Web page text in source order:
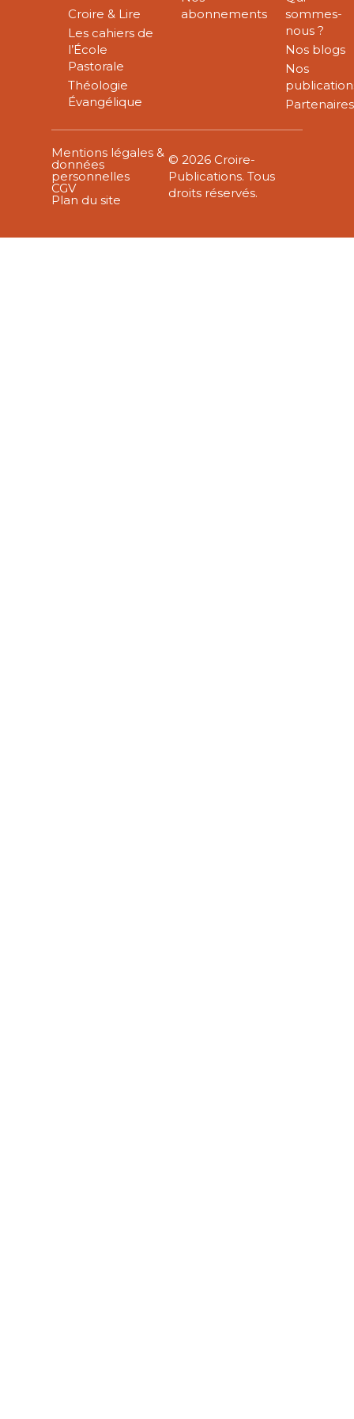
Croire & Lire
Les cahiers de
l’École
Pastorale
Théologie
Évangélique
abonnements
sommes-
nous ?
Nos blogs
Nos
Partenaires
Mentions légales &
données
personnelles
CGV
Plan du site
© 2026 Croire-
Publications. Tous
droits réservés.